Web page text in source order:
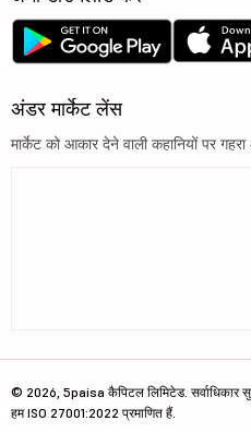
अंडर मार्केट लेंस
मार्केट को आकार देने वाली कहानियों पर
© 2026, 5paisa कैपिटल लिमिटेड. सर्वाधिकार
हम ISO 27001:2022 प्रमाणित हैं.